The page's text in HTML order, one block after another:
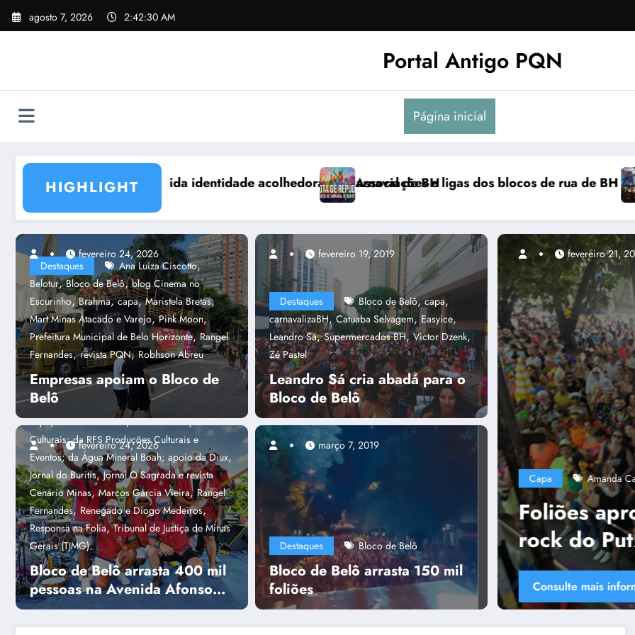
Pular
para
agosto 7, 2026 2:42:32 AM
Portal Antigo PQN
Página inicial
HIGHLIGHT
de BH
Associações e ligas dos blocos de rua de BH se manifestam em nota de repúdio
Rocknights lança a primeira parte do DVD “Acoustic
Destaques Ana Luiza Ciscotto,
Belotur,Bloco de Belô,blog Cinema no
Escurinho,Brahma,capa,Maristela Bretas,
Mart Minas Atacado e Varejo,Pink Moon,
Prefeitura Municipal de Belo Horizonte, Rangel
Fernandes,revista PQN,Robhson Abreu
Empresas apoiam o Bloco de
Belô
fevereiro 24, 2026
Destaques Alex Rhodrigues,Alpha
Sites & Sistemas; Associação dos Blocos de
Rua de BH (Abra BH); Conrerp 3ª Região; e das
mídias parceiras - Jornal de Belô,Bloco de
Belô,campanha Não Perca o Réu Primário
capa,Cidade Conecta,Goma Produções
Culturais; da RFS Produções Culturais e
Eventos; da Água Mineral Boah; apoio da Diux,
Jornal do Buritis,Jornal O Sagrada e revista
Cenário Minas,Marcos Garcia Vieira, Rangel
Fernandes, Renegado e Diogo Medeiros,
Responsa na Folia,Tribunal de Justiça de Minas
Gerais (TJMG)
Bloco de Belô arrasta 400 mil
pessoas na Avenida Afonso
Pena
fevereiro 24, 2026
Destaques Bloco de Belô,capa,
carnavalizaBH,Catuaba Selvagem, Easyice,
Leandro Sá,Supermercados BH,Victor Dzenk,
Zé Pastel
Leandro Sá cria abadá para o
Bloco de Belô
fevereiro 19, 2019
Destaques Bloco de Belô
Bloco de Belô arrasta 150 mil
foliões
março 7, 2019
Capa Amanda Caiafa Guimarães,Bloco Putz Grilla
Foliões aprovam mistura de samba com
rock do Putz Grilla
Consulte mais informação
fevereiro 21, 2023
Capa
Plurais,capa
Tânia Chaves